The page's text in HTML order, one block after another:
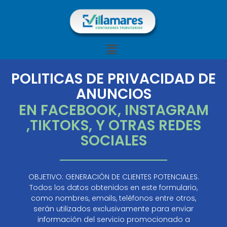
Menú
POLITICAS DE PRIVACIDAD DE
ANUNCIOS
EN FACEBOOK, INSTAGRAM
,TIKTOKS, Y OTRAS REDES
SOCIALES
OBJETIVO: GENERACIÓN DE CLIENTES POTENCIALES.
Todos los datos obtenidos en este formulario,
como nombres, emails, teléfonos entre otros,
serán utilizados exclusivamente para enviar
información del servicio promocionado a